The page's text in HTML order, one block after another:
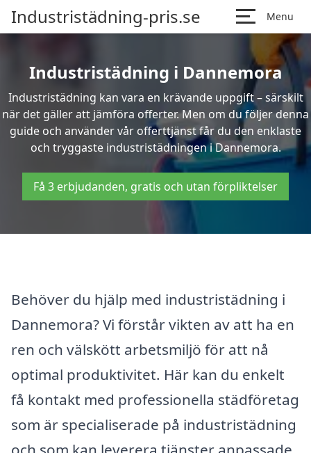
Industristädning-pris.se Menu
Industristädning i Dannemora
Industristädning kan vara en krävande uppgift – särskilt
när det gäller att jämföra offerter. Men om du följer denna
guide och använder vår offerttjänst får du den enklaste
och tryggaste industristädningen i Dannemora.
Få 3 erbjudanden, gratis och utan förpliktelser
Behöver du hjälp med industristädning i
Dannemora? Vi förstår vikten av att ha en
ren och välskött arbetsmiljö för att nå
optimal produktivitet. Här kan du enkelt
få kontakt med professionella städföretag
som är specialiserade på industristädning